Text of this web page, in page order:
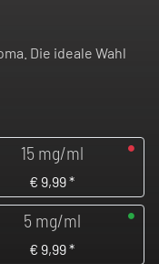
Die ideale Wahl
15 mg/ml
€ 9,99*
5 mg/ml
€ 9,99*